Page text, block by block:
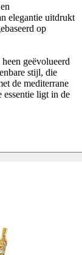
elegantie uitdrukt
op
geëvolueerd
stijl, die
de mediterrane
essentie ligt in de